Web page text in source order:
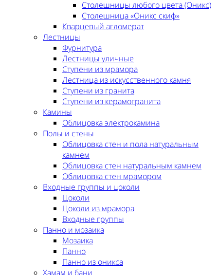
Столешницы любого цвета (Оникс)
Столешница «Оникс скиф»
Кварцевый агломерат
Лестницы
Фурнитура
Лестницы уличные
Ступени из мрамора
Лестница из искусственного камня
Ступени из гранита
Ступени из керамогранита
Камины
Облицовка электрокамина
Полы и стены
Облицовка стен и пола натуральным
камнем
Облицовка стен натуральным камнем
Облицовка стен мрамором
Входные группы и цоколи
Цоколи
Цоколи из мрамора
Входные группы
Панно и мозаика
Мозаика
Панно
Панно из оникса
Хамам и бани